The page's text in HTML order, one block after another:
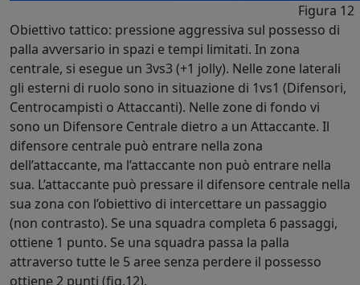
Figura 12
Obiettivo tattico: pressione aggressiva sul possesso di
palla avversario in spazi e tempi limitati. In zona
centrale, si esegue un 3vs3 (+1 jolly). Nelle zone laterali
gli esterni di ruolo sono in situazione di 1vs1 (Difensori,
Centrocampisti o Attaccanti). Nelle zone di fondo vi
sono un Difensore Centrale dietro a un Attaccante. Il
difensore centrale può entrare nella zona
dell’attaccante, ma l’attaccante non può entrare nella
sua. L’attaccante può pressare il difensore centrale nella
sua zona con l’obiettivo di intercettare un passaggio
(non contrasto). Se una squadra completa 6 passaggi,
ottiene 1 punto. Se una squadra passa la palla
attraverso tutte le 5 aree senza perdere il possesso
ottiene 2 punti (fig.12).